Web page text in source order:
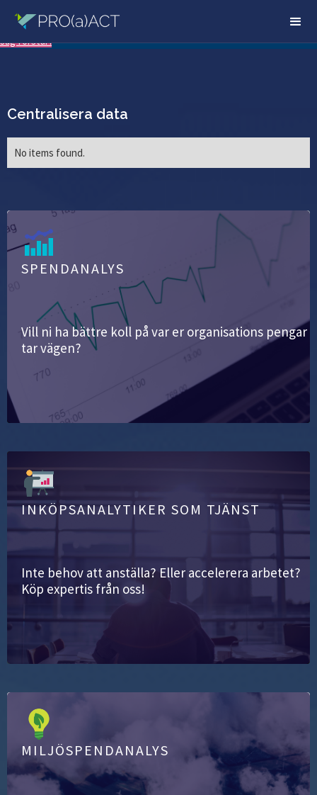
information.Läs mer
Jag förstår!
Centralisera data
No items found.
SPENDANALYS
Vill ni ha bättre koll på var er organisations pengar
tar vägen?
INKÖPSANALYTIKER SOM TJÄNST
Inte behov att anställa? Eller accelerera arbetet?
Köp expertis från oss!
MILJÖSPENDANALYS